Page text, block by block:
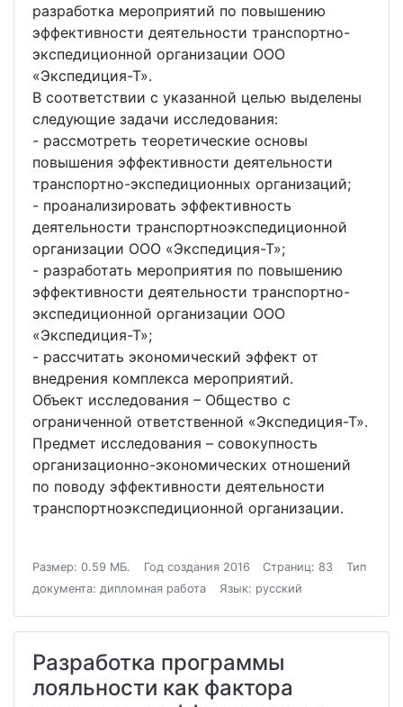
разработка мероприятий по повышению
эффективности деятельности транспортно-
экспедиционной организации ООО
«Экспедиция-Т».
В соответствии с указанной целью выделены
следующие задачи исследования:
- рассмотреть теоретические основы
повышения эффективности деятельности
транспортно-экспедиционных организаций;
- проанализировать эффективность
деятельности транспортноэкспедиционной
организации ООО «Экспедиция-Т»;
- разработать мероприятия по повышению
эффективности деятельности транспортно-
экспедиционной организации ООО
«Экспедиция-Т»;
- рассчитать экономический эффект от
внедрения комплекса мероприятий.
Объект исследования – Общество с
ограниченной ответственной «Экспедиция-Т».
Предмет исследования – совокупность
организационно-экономических отношений
по поводу эффективности деятельности
транспортноэкспедиционной организации.
Размер: 0.59 МБ. Год создания 2016 Страниц: 83
Тип
документа: дипломная работа
Язык: русский
Разработка программы
лояльности как фактора